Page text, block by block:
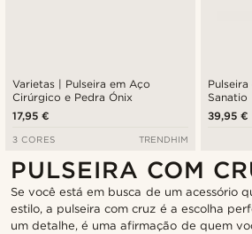
Varietas | Pulseira em Aço
Cirúrgico e Pedra Ónix
17,95 €
3 CORES TRENDHIM
Sanatio
39,95 €
PULSEIRA COM
Se você está em busca de um acessório
estilo, a pulseira com cruz é a escolha
um detalhe, é uma afirmação de quem